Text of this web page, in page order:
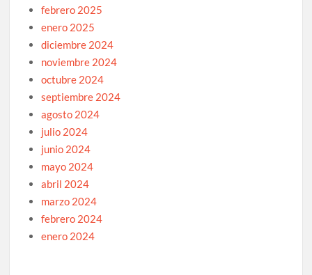
febrero 2025
enero 2025
diciembre 2024
noviembre 2024
octubre 2024
septiembre 2024
agosto 2024
julio 2024
junio 2024
mayo 2024
abril 2024
marzo 2024
febrero 2024
enero 2024